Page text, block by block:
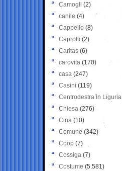
Camogli (2)
canile (4)
Cappello (8)
Caprotti (2)
Caritas (6)
carovita (170)
casa (247)
Casini (119)
Centrodestra in Liguria
Chiesa (276)
Cina (10)
Comune (342)
Coop (7)
Cossiga (7)
Costume (5.581)